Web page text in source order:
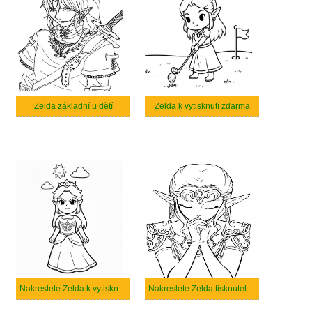
Zelda základní u dětí Zelda k vytisknutí zdarma
Nakreslete Zelda k vytisknutí Nakreslete Zelda tisknutelné